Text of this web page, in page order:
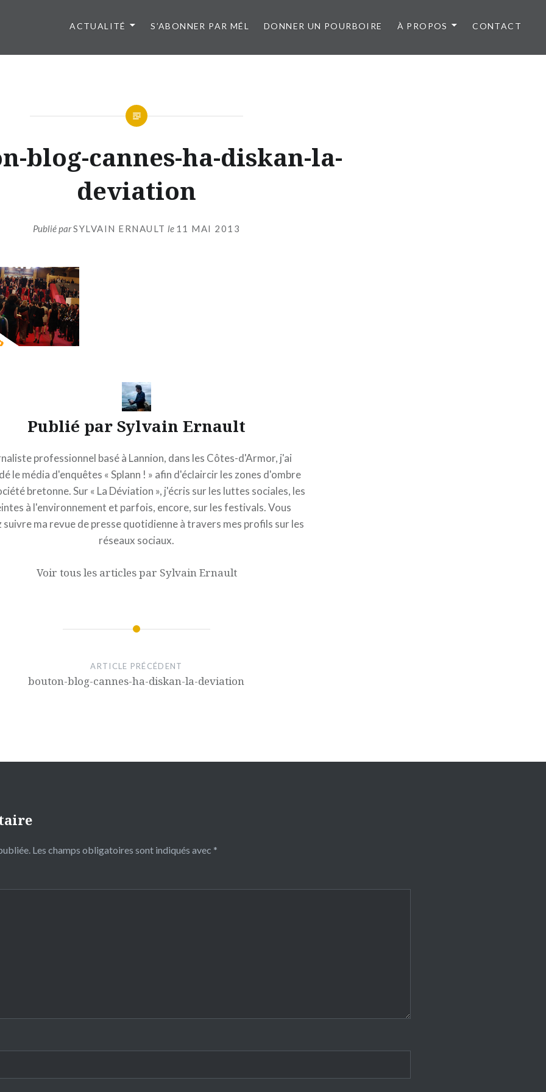
ACTUALITÉ S’ABONNER PAR MÉL DONNER UN POURBOIRE À PROPOS CONTACT
blog-cannes-ha-diskan-la-
deviation
Publié parSYLVAIN ERNAULT le 11 MAI 2013
Publié parSylvain Ernault
professionnel basé à Lannion, dans les Côtes-d'Armor, j'ai
le média d'enquêtes « Splann ! » afin d'éclaircir les zones d'ombre
bretonne. Sur « La Déviation », j'écris sur les luttes sociales, les
à l'environnement et parfois, encore, sur les festivals. Vous
suivre ma revue de presse quotidienne à travers mes profils sur les
réseaux sociaux.
Voir tous les articles par Sylvain Ernault
ARTICLE PRÉCÉDENT
bouton-blog-cannes-ha-diskan-la-deviation
Les champs obligatoires sont indiqués avec *